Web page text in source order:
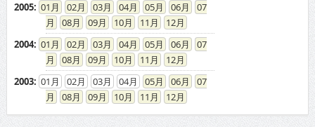
2005: 01 02 03 04 05 06
07
08
09 10 11
12
2004: 01 02 03 04 05 06
07
08
09 10 11
12
2003: 01 02 03 04 05 06
07
08
09 10 11 12